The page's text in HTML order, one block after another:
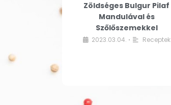
Zöldséges Bulgur Pilaf
Mandulával és
Szőlőszemekkel
2023.03.04. • Receptek